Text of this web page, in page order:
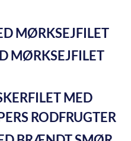
MØRKSEJFILET